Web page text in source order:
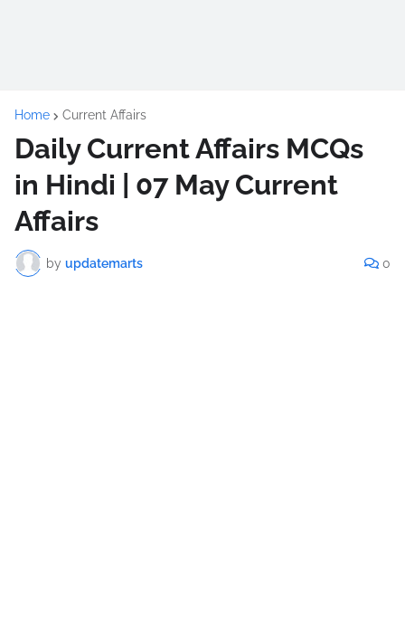
Home Current Affairs
Daily Current Affairs MCQs
in Hindi | 07 May Current
Affairs
by updatemarts 0